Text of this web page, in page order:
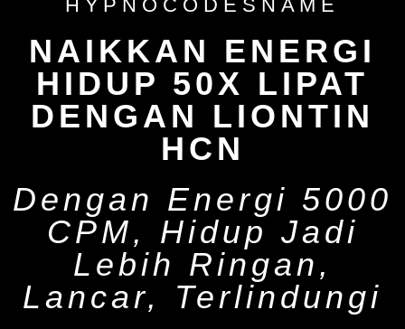
HYPNOCODESNAME
NAIKKAN ENERGI
HIDUP 50X LIPAT
DENGAN LIONTIN
HCN
Dengan Energi 5000
CPM, Hidup Jadi
Lebih Ringan,
Lancar, Terlindungi